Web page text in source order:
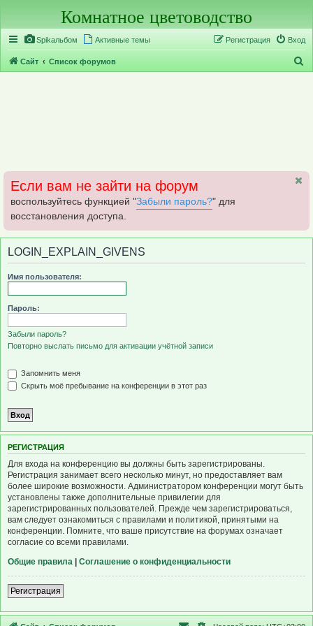
Комнатное цветоводство
Spikальбом Активные темы Вход
Регистрация
Сайт Список форумов
Если вам не зайти на форум
воспользуйтесь функцией "Забыли пароль?" для
восстановления доступа.
LOGIN_EXPLAIN_GIVENS
Имя пользователя:
Пароль:
Забыли пароль?
Повторно выслать письмо для активации учётной записи
Запомнить меня
Скрыть моё пребывание на конференции в этот раз
РЕГИСТРАЦИЯ
Для входа на конференцию вы должны быть зарегистрированы.
Регистрация занимает всего несколько минут, но предоставляет вам
более широкие возможности. Администратором конференции могут быть
установлены также дополнительные привилегии для
зарегистрированных пользователей. Прежде чем зарегистрироваться,
вам следует ознакомиться с правилами и политикой, принятыми на
конференции. Помните, что ваше присутствие на форумах означает
согласие со всеми правилами.
Общие правила | Соглашение о конфиденциальности
Регистрация